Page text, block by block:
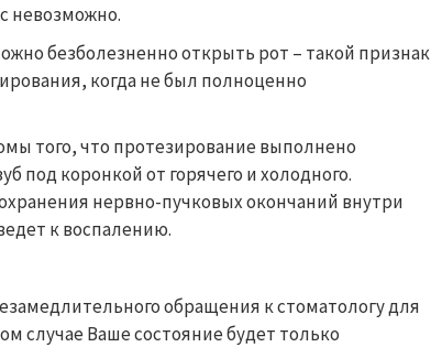
невозможно.
безболезненно открыть рот – такой признак
когда не был полноценно
того, что протезирование выполнено
под коронкой от горячего и холодного.
нервно-пучковых окончаний внутри
к воспалению.
обращения к стоматологу для
случае Ваше состояние будет только